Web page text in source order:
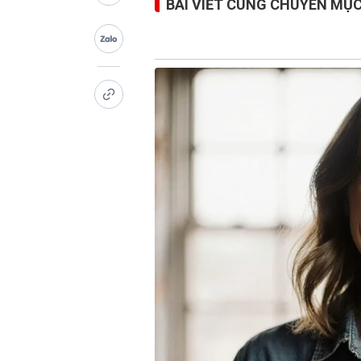
BÀI VIẾT CÙNG CHUYÊN